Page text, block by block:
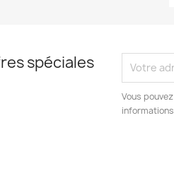
spéciales
Vous